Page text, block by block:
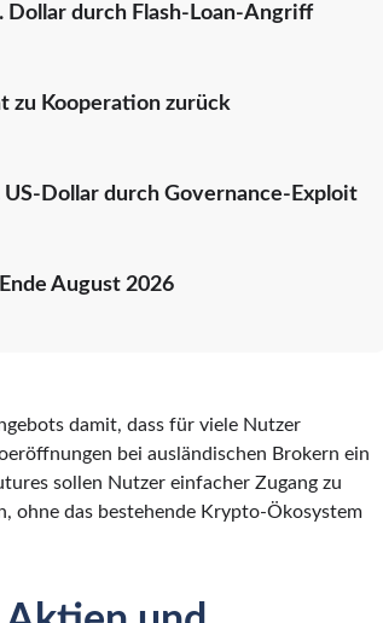
durch Flash-Loan-Angriff
zu Kooperation zurück
Dollar durch Governance-Exploit
August 2026
damit, dass für viele Nutzer
bei ausländischen Brokern ein
sollen Nutzer einfacher Zugang zu
ohne das bestehende Krypto-Ökosystem